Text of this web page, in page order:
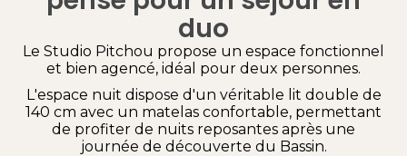
duo
Le Studio Pitchou propose un espace fonctionnel
et bien agencé, idéal pour deux personnes.
L'espace nuit dispose d'un véritable lit double de
140 cm avec un matelas confortable, permettant
de profiter de nuits reposantes après une
journée de découverte du Bassin.